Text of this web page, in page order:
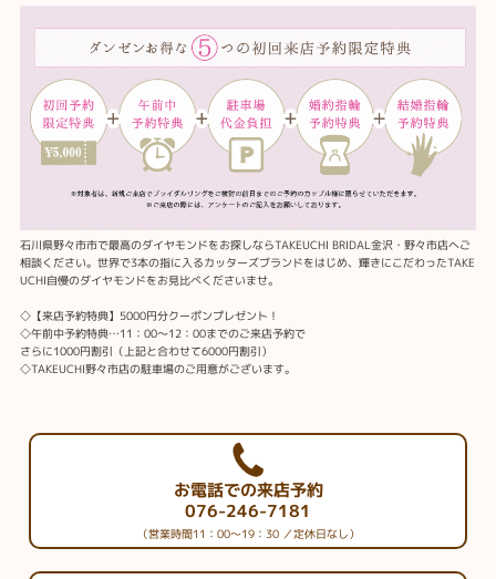
石川県野々市市で最高のダイヤモンドをお探しならTAKEUCHI BRIDAL金沢・野々市店へご
相談ください。世界で3本の指に入るカッターズブランドをはじめ、輝きにこだわったTAKE
UCHI自慢のダイヤモンドをお見比べくださいませ。
◇【来店予約特典】5000円分クーポンプレゼント！
◇午前中予約特典…11：00～12：00までのご来店予約で
さらに1000円割引（上記と合わせて6000円割引）
◇TAKEUCHI野々市店の駐車場のご用意がございます。
お電話での来店予約
076-246-7181
（営業時間11：00～19：30 ／定休日なし）